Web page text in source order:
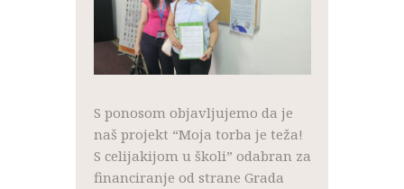
S ponosom objavljujemo da je
naš projekt “Moja torba je teža!
S celijakijom u školi” odabran za
financiranje od strane Grada